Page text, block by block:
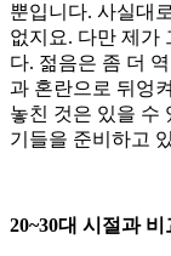
뿐입니다. 사실대
없지요. 다만 제가
다. 젊음은 좀 더
과 혼란으로 뒤엉
놓친 것은 있을 수
기들을 준비하고
20~30대 시절과